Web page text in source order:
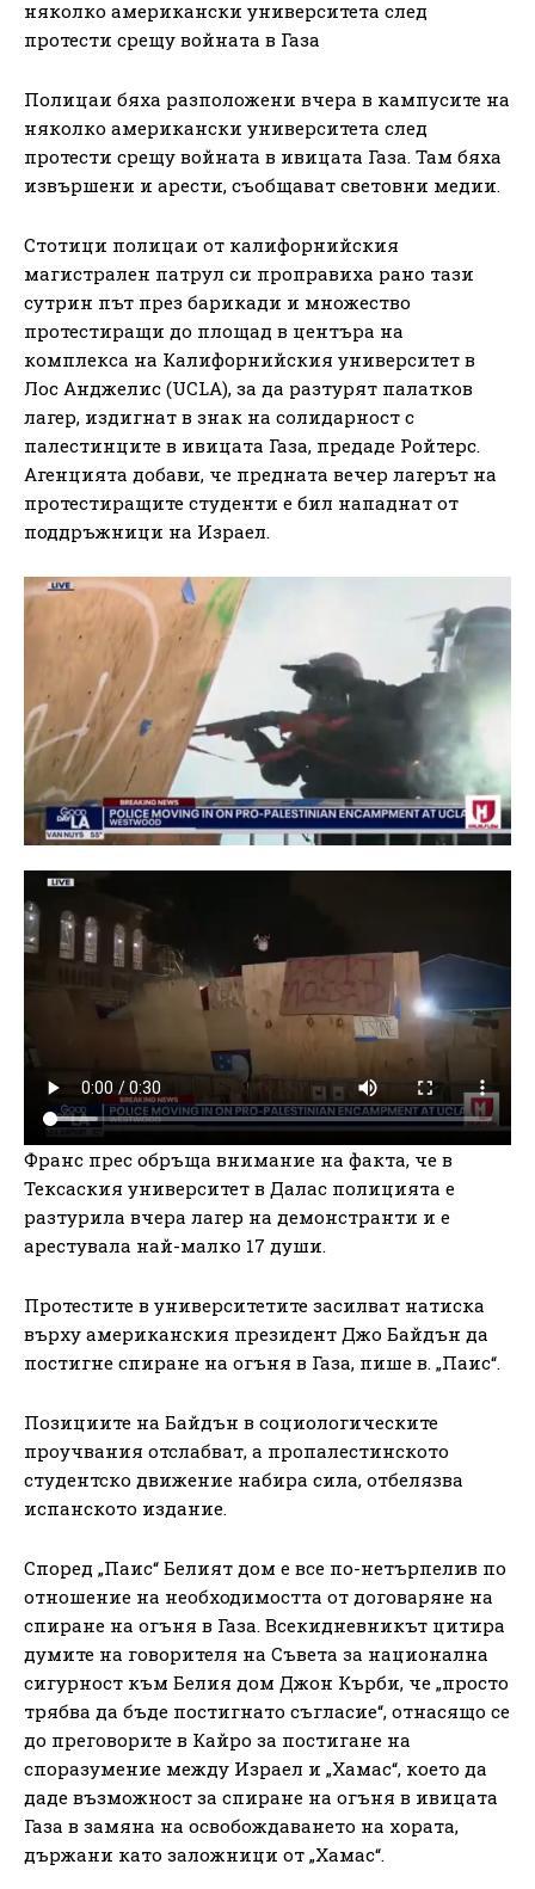
няколко американски университета след
протести срещу войната в Газа
Полицаи бяха разположени вчера в кампусите на
няколко американски университета след
протести срещу войната в ивицата Газа. Там бяха
извършени и арести, съобщават световни медии.
Стотици полицаи от калифорнийския
магистрален патрул си проправиха рано тази
сутрин път през барикади и множество
протестиращи до площад в центъра на
комплекса на Калифорнийския университет в
Лос Анджелис (UCLA), за да разтурят палатков
лагер, издигнат в знак на солидарност с
палестинците в ивицата Газа, предаде Ройтерс.
Агенцията добави, че предната вечер лагерът на
протестиращите студенти е бил нападнат от
поддръжници на Израел.
Франс прес обръща внимание на факта, че в
Тексаския университет в Далас полицията е
разтурила вчера лагер на демонстранти и е
арестувала най-малко 17 души.
Протестите в университетите засилват натиска
върху американския президент Джо Байдън да
постигне спиране на огъня в Газа, пише в. „Паис“.
Позициите на Байдън в социологическите
проучвания отслабват, а пропалестинското
студентско движение набира сила, отбелязва
испанското издание.
Според „Паис“ Белият дом е все по-нетърпелив по
отношение на необходимостта от договаряне на
спиране на огъня в Газа. Всекидневникът цитира
думите на говорителя на Съвета за национална
сигурност към Белия дом Джон Кърби, че „просто
трябва да бъде постигнато съгласие“, отнасящо се
до преговорите в Кайро за постигане на
споразумение между Израел и „Хамас“, което да
даде възможност за спиране на огъня в ивицата
Газа в замяна на освобождаването на хората,
държани като заложници от „Хамас“.